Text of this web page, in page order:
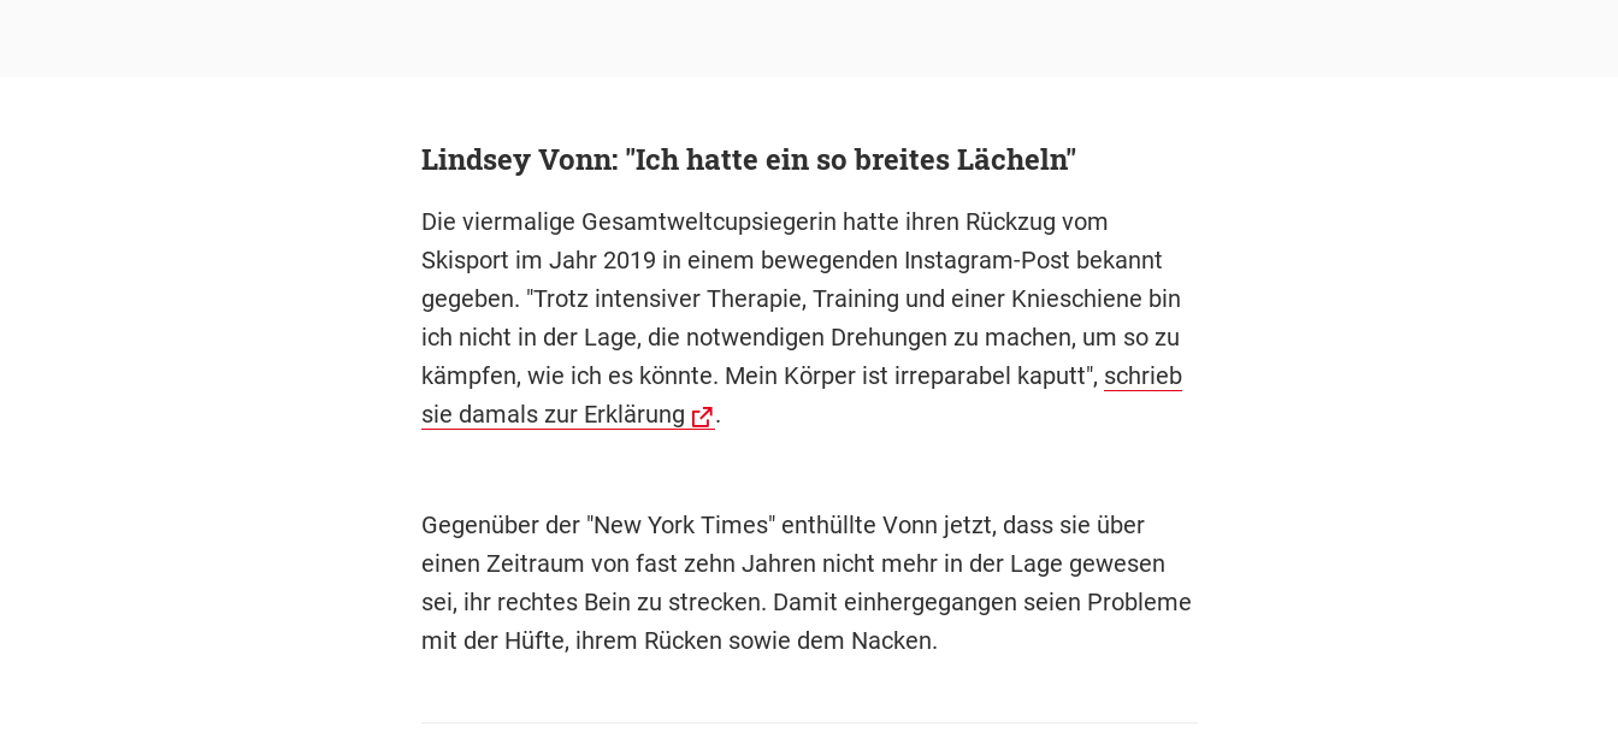
Lindsey Vonn: "Ich hatte ein so breites Lächeln"
Die viermalige Gesamtweltcupsiegerin hatte ihren Rückzug vom
Skisport im Jahr 2019 in einem bewegenden Instagram-Post bekannt
gegeben. "Trotz intensiver Therapie, Training und einer Knieschiene bin
ich nicht in der Lage, die notwendigen Drehungen zu machen, um so zu
kämpfen, wie ich es könnte. Mein Körper ist irreparabel kaputt", schrieb
sie damals zur Erklärung
.
Gegenüber der "New York Times" enthüllte Vonn jetzt, dass sie über
einen Zeitraum von fast zehn Jahren nicht mehr in der Lage gewesen
sei, ihr rechtes Bein zu strecken. Damit einhergegangen seien Probleme
mit der Hüfte, ihrem Rücken sowie dem Nacken.